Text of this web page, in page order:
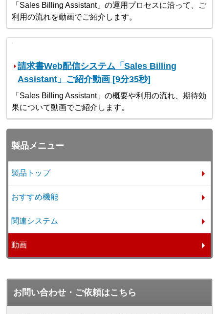
「Sales Billing Assistant」の運用プロセスに沿って、ご
利用の流れを動画でご紹介します。
請求書Web配信システム「Sales Billing
Assistant」ご紹介動画 [9分35秒]
「Sales Billing Assistant」の概要や利用の流れ、期待効
果について動画でご紹介します。
製品メニュー
製品トップ
おすすめ機能
関連システム
動画
お問い合わせ・ご依頼はこちら